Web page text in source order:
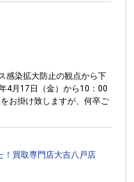
感染拡大防止の観点から下
4月17日（金）から10：00
お掛け致しますが、何卒ご
！買取専門店大吉八戸店